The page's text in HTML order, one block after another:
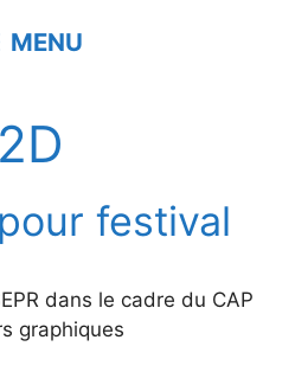
MENU
2D
festival
dans le cadre du CAP
graphiques